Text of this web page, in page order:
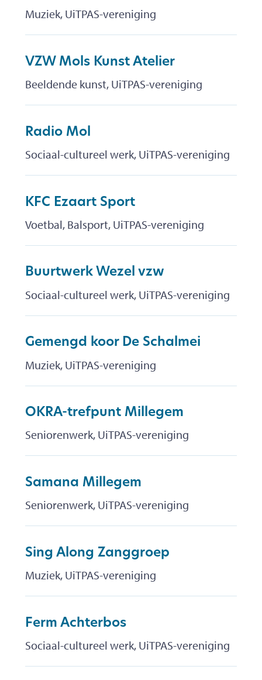
Muziek, UiTPAS-vereniging
VZW Mols Kunst Atelier
Beeldende kunst, UiTPAS-vereniging
Radio Mol
Sociaal-cultureel werk, UiTPAS-vereniging
KFC Ezaart Sport
Voetbal, Balsport, UiTPAS-vereniging
Buurtwerk Wezel vzw
Sociaal-cultureel werk, UiTPAS-vereniging
Gemengd koor De Schalmei
Muziek, UiTPAS-vereniging
OKRA-trefpunt Millegem
Seniorenwerk, UiTPAS-vereniging
Samana Millegem
Seniorenwerk, UiTPAS-vereniging
Sing Along Zanggroep
Muziek, UiTPAS-vereniging
Ferm Achterbos
Sociaal-cultureel werk, UiTPAS-vereniging